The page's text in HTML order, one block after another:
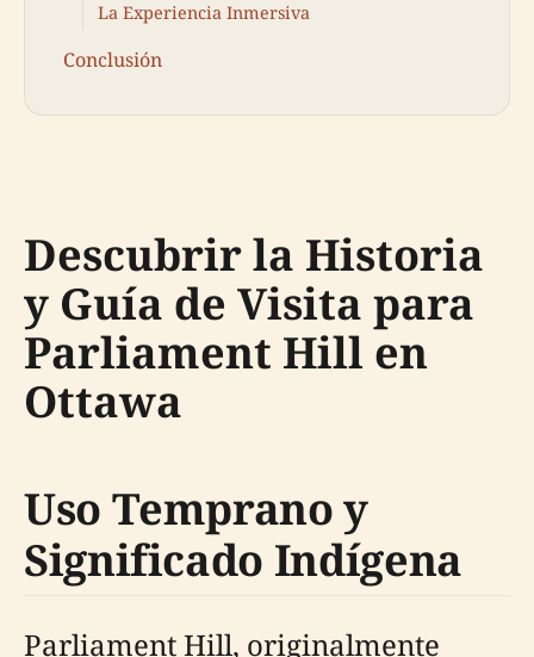
La Experiencia Inmersiva
Conclusión
Descubrir la Historia
y Guía de Visita para
Parliament Hill en
Ottawa
Uso Temprano y
Significado Indígena
Parliament Hill, originalmente